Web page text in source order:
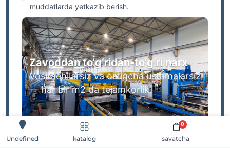
Undefined katalog savatcha
0
muddatlarda yetkazib berish.
Zavoddan to‘g‘ridan-to‘g‘ri narx
Vositachilarsiz va ortiqcha ustamalarsiz
— har bir m2 da tejamkorlik.